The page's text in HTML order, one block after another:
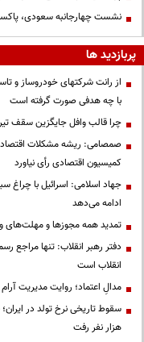
نشست چهارجانبه سعودی،
پربازدید ها
از رانت‌ شرکتهای خودروساز و
با چه هدفی صورت گرفته است
چرا قالب وافل جایگزین سقف
صمصامی: ریشه مشکلات
کمیسیون اقتصادی رأی نیاورد
جهاد اسلامی: اسرائیل با چراغ
ادامه می‌دهد
تمدید همه مجوزها و مهلت‌های
دفتر رهبر انقلاب: تنها مراجع
انقلاب است
مدالِ اعتماد؛ روایت مدیریت
هزار نفر رفت